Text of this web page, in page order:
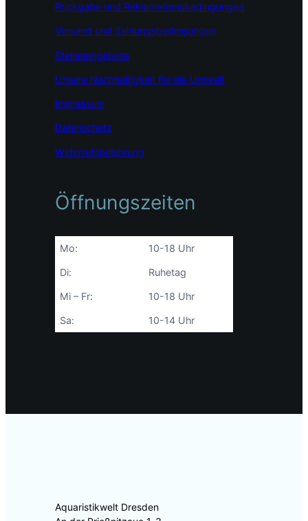
k
a
n
Rückgabe und Reklamationsbedingungen
Versand und Zahlungsbedingungen
Stellenangebote
Unsere Nachhaltigkeit für die Umwelt
Impressum
Datenschutz
Widerrufsbelehrung
Öffnungszeiten
Mo: 10-18 Uhr
Di: Ruhetag
Mi – Fr: 10-18 Uhr
Sa: 10-14 Uhr
Aquaristikwelt Dresden